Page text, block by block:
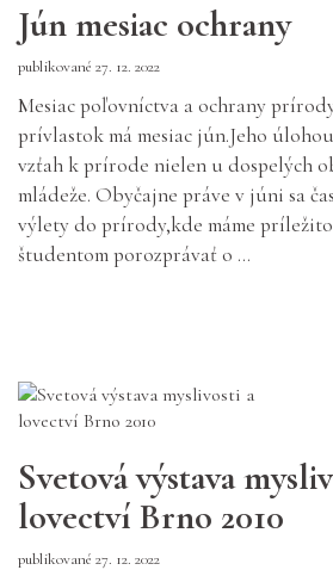
Jún mesiac ochrany
publikované 27. 12. 2022
Mesiac poľovníctva a ochrany
prívlastok má mesiac jún.Jeho
vzťah k prírode nielen u dospelých
mládeže. Obyčajne práve v júni sa
výlety do prírody,kde máme
študentom porozprávať o ...
Svetová výstava
lovectví Brno 2010
publikované 27. 12. 2022